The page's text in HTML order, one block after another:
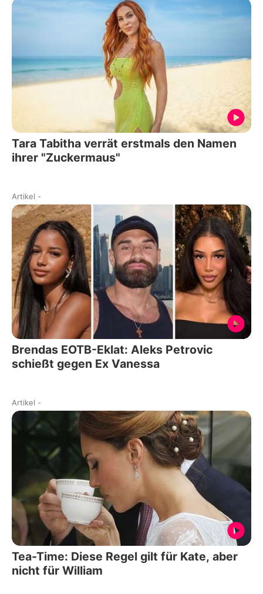
Tara Tabitha verrät erstmals den Namen
ihrer "Zuckermaus"
Artikel -
Brendas EOTB-Eklat: Aleks Petrovic
schießt gegen Ex Vanessa
Artikel -
Tea-Time: Diese Regel gilt für Kate, aber
nicht für William